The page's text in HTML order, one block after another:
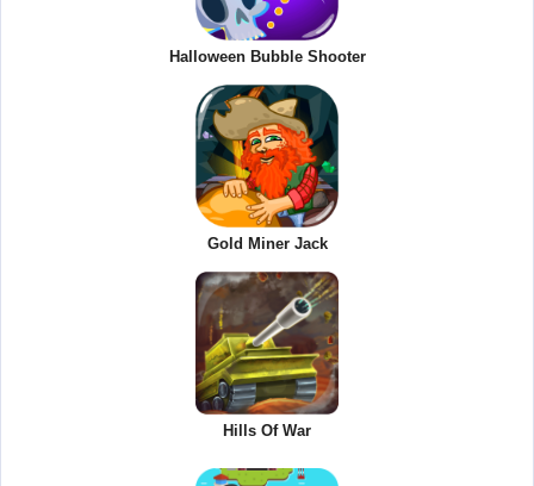
Halloween Bubble Shooter
Gold Miner Jack
Hills Of War